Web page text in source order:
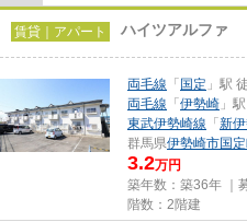
賃貸｜アパート ハイツアルファ
両毛線 「 国定 」駅
両毛線 「 伊勢崎 」
東武伊勢崎線 「 新
群馬県伊勢崎市国
3.2万円
築年数：築36年 ｜
階数：2階建